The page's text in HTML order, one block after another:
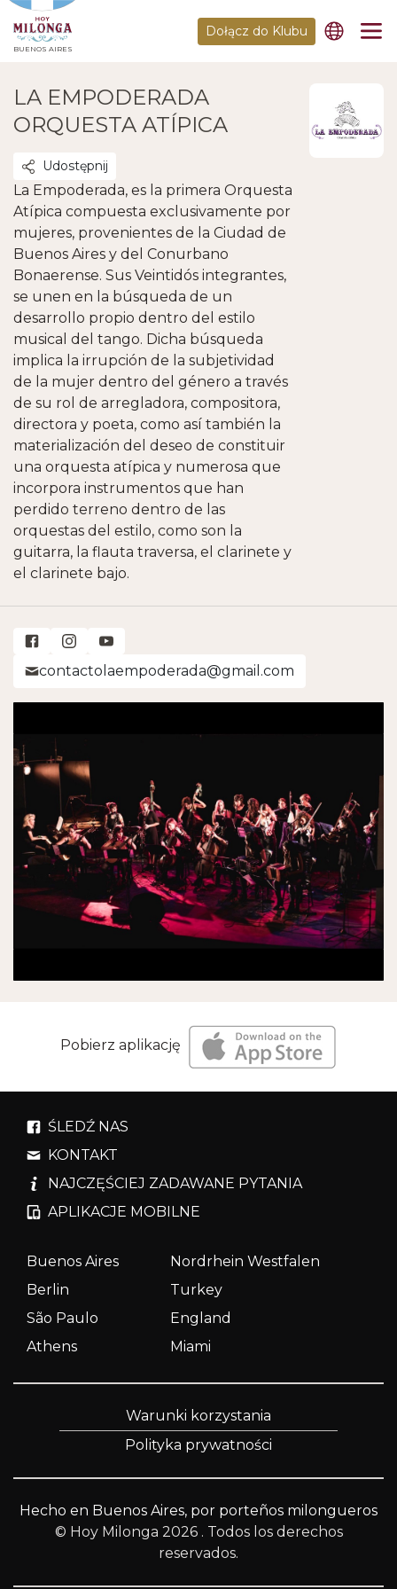
BUENOS AIRES
Dołącz do Klubu
LA EMPODERADA
ORQUESTA ATÍPICA
Udostępnij
La Empoderada, es la primera Orquesta
Atípica compuesta exclusivamente por
mujeres, provenientes de la Ciudad de
Buenos Aires y del Conurbano
Bonaerense. Sus Veintidós integrantes,
se unen en la búsqueda de un
desarrollo propio dentro del estilo
musical del tango. Dicha búsqueda
implica la irrupción de la subjetividad
de la mujer dentro del género a través
de su rol de arregladora, compositora,
directora y poeta, como así también la
materialización del deseo de constituir
una orquesta atípica y numerosa que
incorpora instrumentos que han
perdido terreno dentro de las
orquestas del estilo, como son la
guitarra, la flauta traversa, el clarinete y
el clarinete bajo.
contactolaempoderada@gmail.com
Pobierz aplikację
ŚLEDŹ NAS
KONTAKT
NAJCZĘŚCIEJ ZADAWANE PYTANIA
APLIKACJE MOBILNE
Buenos Aires
Nordrhein Westfalen
Berlin
Turkey
São Paulo
England
Athens
Miami
Warunki korzystania
Polityka prywatności
Hecho en Buenos Aires, por porteños milongueros
© Hoy Milonga 2026 . Todos los derechos
reservados.